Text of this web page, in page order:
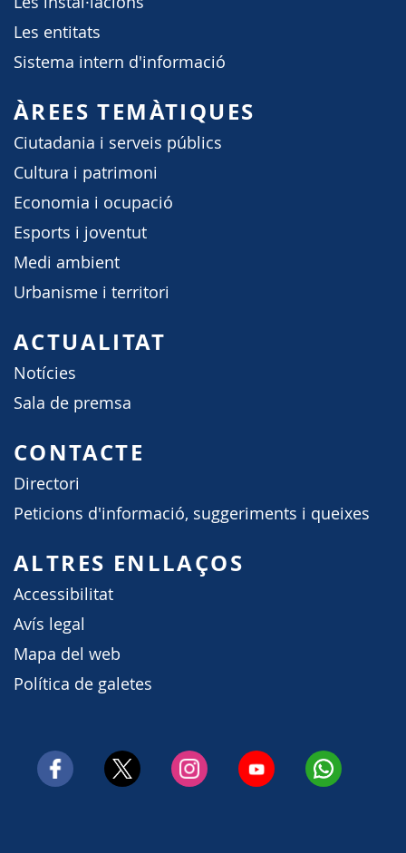
Les entitats
Sistema intern d'informació
ÀREES TEMÀTIQUES
Ciutadania i serveis públics
Cultura i patrimoni
Economia i ocupació
Esports i joventut
Medi ambient
Urbanisme i territori
ACTUALITAT
Notícies
Sala de premsa
CONTACTE
Directori
Peticions d'informació, suggeriments i queixes
ALTRES ENLLAÇOS
Accessibilitat
Avís legal
Mapa del web
Política de galetes